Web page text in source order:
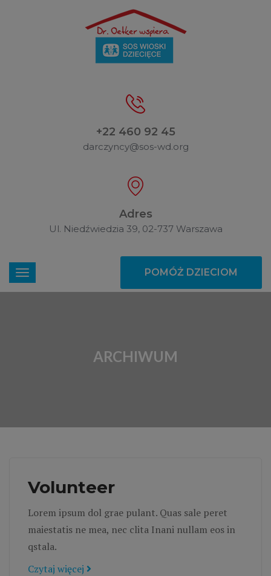
+22 460 92 45
darczyncy@sos-wd.org
Adres
Ul. Niedźwiedzia 39, 02-737 Warszawa
POMÓŻ DZIECIOM
ARCHIWUM
Volunteer
Lorem ipsum dol grae pulant. Quas sale peret
maiestatis ne mea, nec clita Inani nullam eos in
qstala.
Czytaj więcej